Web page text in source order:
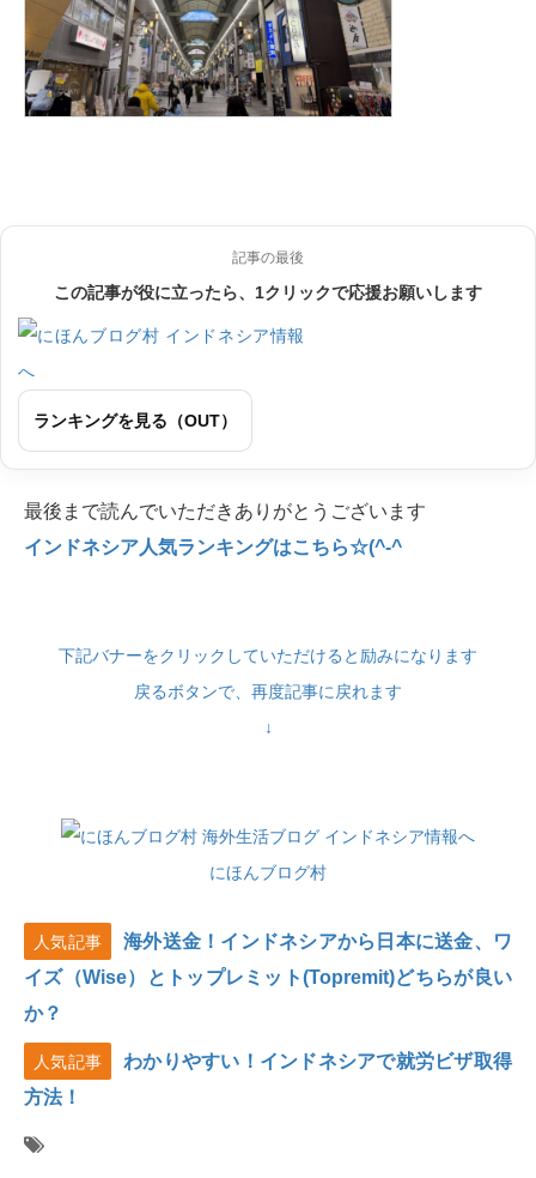
記事の最後
この記事が役に立ったら、1クリックで応援お願いします
ランキングを見る（OUT）
最後まで読んでいただきありがとうございます
インドネシア人気ランキングはこちら☆(^-^
下記バナーをクリックしていただけると励みになります
戻るボタンで、再度記事に戻れます
↓
にほんブログ村
人気記事
海外送金！インドネシアから日本に送金、ワ
イズ（Wise）とトップレミット(Topremit)どちらが良い
か？
人気記事
わかりやすい！インドネシアで就労ビザ取得
方法！